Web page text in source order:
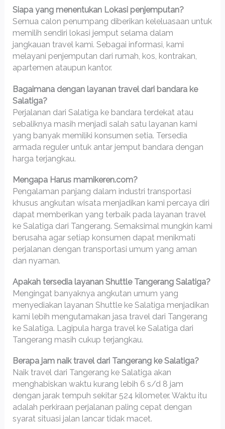
Siapa yang menentukan Lokasi penjemputan?
Semua calon penumpang diberikan keleluasaan untuk
memilih sendiri lokasi jemput selama dalam
jangkauan travel kami. Sebagai informasi, kami
melayani penjemputan dari rumah, kos, kontrakan,
apartemen ataupun kantor.
Bagaimana dengan layanan travel dari bandara ke
Salatiga?
Perjalanan dari Salatiga ke bandara terdekat atau
sebaliknya masih menjadi salah satu layanan kami
yang banyak memiliki konsumen setia. Tersedia
armada reguler untuk antar jemput bandara dengan
harga terjangkau.
Mengapa Harus mamikeren.com?
Pengalaman panjang dalam industri transportasi
khusus angkutan wisata menjadikan kami percaya diri
dapat memberikan yang terbaik pada layanan travel
ke Salatiga dari Tangerang. Semaksimal mungkin kami
berusaha agar setiap konsumen dapat menikmati
perjalanan dengan transportasi umum yang aman
dan nyaman.
Apakah tersedia layanan Shuttle Tangerang Salatiga?
Mengingat banyaknya angkutan umum yang
menyediakan layanan Shuttle ke Salatiga menjadikan
kami lebih mengutamakan jasa travel dari Tangerang
ke Salatiga. Lagipula harga travel ke Salatiga dari
Tangerang masih cukup terjangkau.
Berapa jam naik travel dari Tangerang ke Salatiga?
Naik travel dari Tangerang ke Salatiga akan
menghabiskan waktu kurang lebih 6 s/d 8 jam
dengan jarak tempuh sekitar 524 kilometer. Waktu itu
adalah perkiraan perjalanan paling cepat dengan
syarat situasi jalan lancar tidak macet.